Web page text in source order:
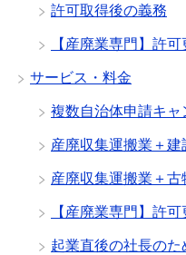
許可取得後の義務
【産廃業専門】許
サービス・料金
複数自治体申請キャ
産廃収集運搬業＋建
産廃収集運搬業＋古
【産廃業専門】許
起業直後の社長の